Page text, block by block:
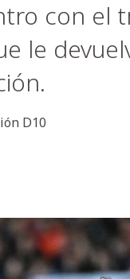
con el
le
D10